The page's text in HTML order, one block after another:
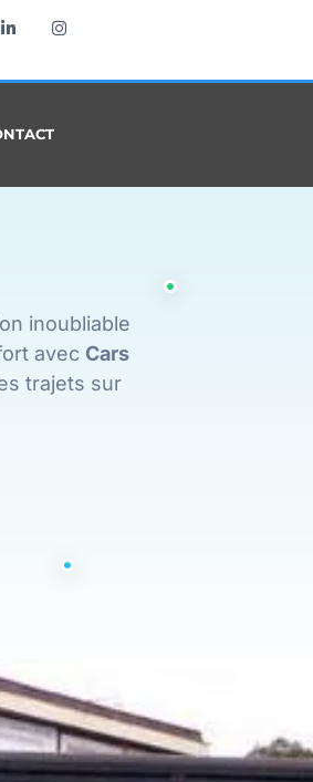
inoubliable
avec Cars
trajets sur